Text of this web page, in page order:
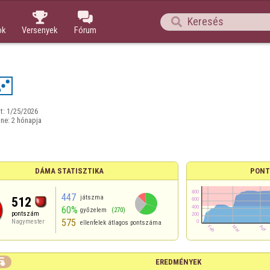

Versenyek

Fórum

1/25/2026
2 hónapja
DÁMA STATISZTIKA
512
pontszám
Nagymester
447 játszma
60% győzelem (270)
575 ellenfelek átlagos pontszáma
EREDMÉNYEK